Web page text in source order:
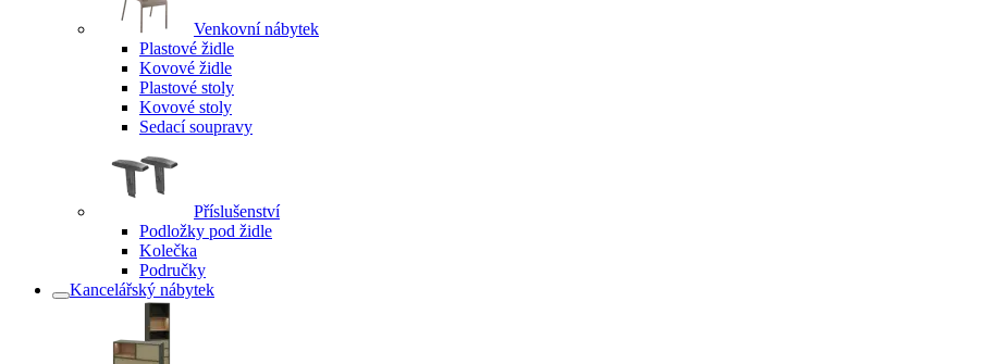
Venkovní nábytek
Plastové židle
Kovové židle
Plastové stoly
Kovové stoly
Sedací soupravy
Příslušenství
Podložky pod židle
Kolečka
Područky
Kancelářský nábytek